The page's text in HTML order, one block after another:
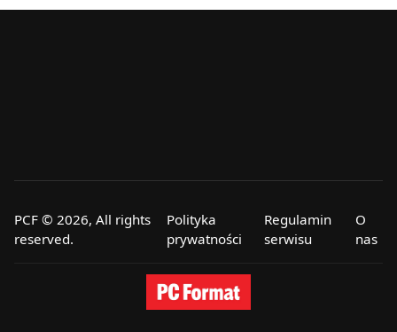
PCF © 2026, All rights
reserved.
Polityka
prywatności
Regulamin
serwisu
O
nas